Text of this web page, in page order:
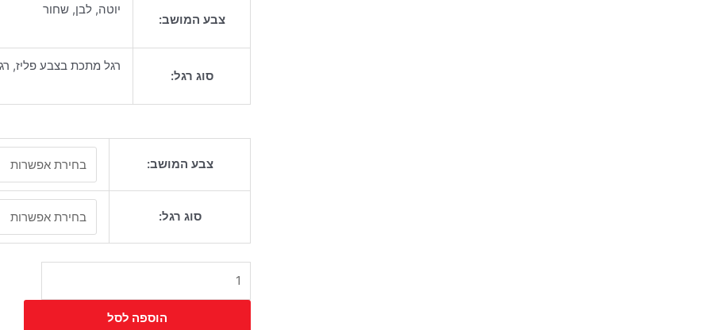
צבע המושב:
יוטה, לבן, שחור
סוג רגל:
רגל מתכת בצבע פליז,
צבע המושב:
סוג רגל:
רגל
פרמידה
הוספה לסל